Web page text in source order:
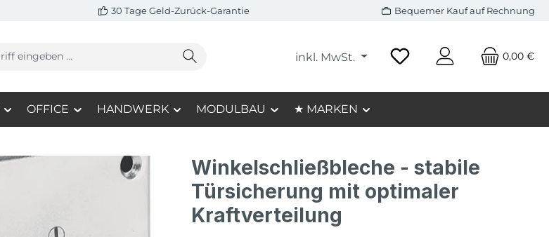
30 Tage Geld-Zurück-Garantie Bequemer Kauf auf Rechnung
inkl. MwSt. 0,00 €
OFFICE HANDWERK MODULBAU ★ MARKEN
Winkelschließbleche - stabile
Türsicherung mit optimaler
Kraftverteilung